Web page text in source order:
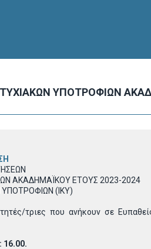
ΥΠΟΤΡΟΦΙΩΝ
ΑΚΑΔΗΜΑΪΚΟΥ ΕΤΟΥΣ 2023-2024
(ΙΚΥ)
τριες που ανήκουν σε
16.00.